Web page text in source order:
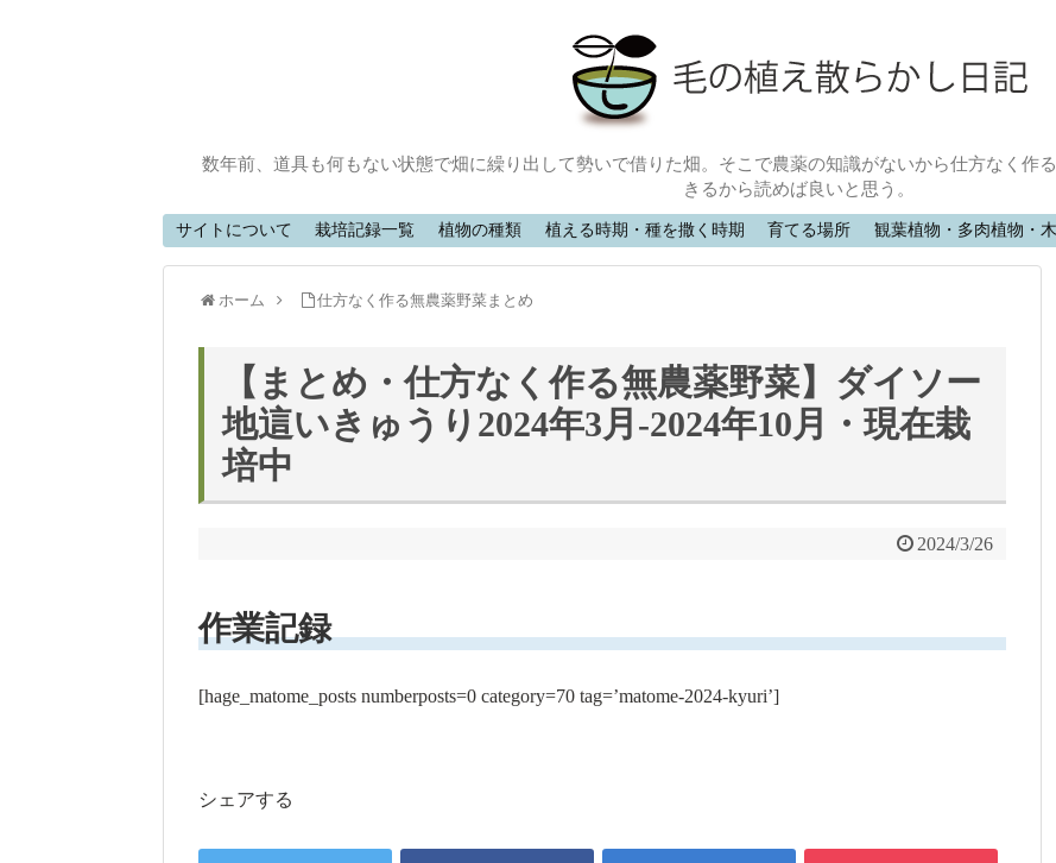
数年前、道具も何もない状態で畑に繰り出して勢いで借りた畑。そこで農薬の知識がないから仕方なく作
きるから読めば良いと思う。
サイトについて 栽培記録一覧 植物の種類 植える時期・種を撒く時期 育てる場所 観葉植物・多肉植物・木
ホーム 仕方なく作る無農薬野菜まとめ
【まとめ・仕方なく作る無農薬野菜】ダイソー
地這いきゅうり2024年3月-2024年10月・現在栽
培中
2024/3/26
作業記録
[hage_matome_posts numberposts=0 category=70 tag=’matome-2024-kyuri’]
シェアする